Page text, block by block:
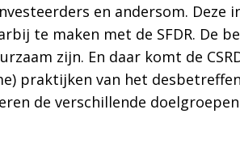
en andersom. Deze
te maken met de SFDR. De
zijn. En daar komt de
praktijken van het
de verschillende